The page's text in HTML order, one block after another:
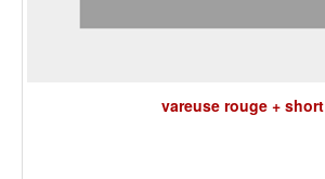
vareuse rouge + short